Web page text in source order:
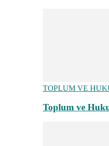
TOPLUM VE
Toplum ve